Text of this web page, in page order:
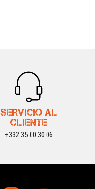
SERVICIO AL
CLIENTE
+332 35 00 30 06